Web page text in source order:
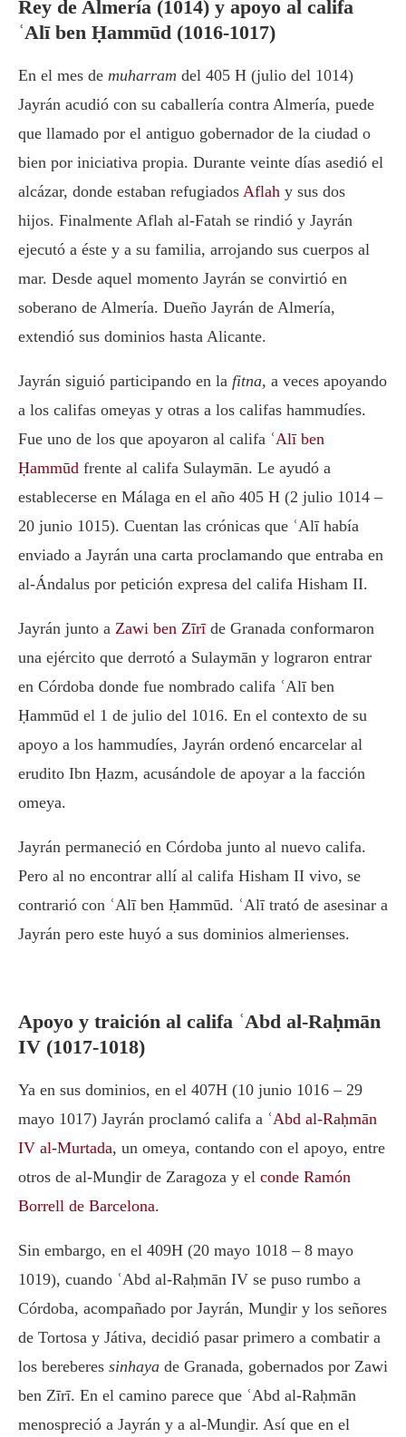
Rey de Almería (1014) y apoyo al califa
ʿAlī ben Ḥammūd (1016-1017)
En el mes de muharram del 405 H (julio del 1014)
Jayrán acudió con su caballería contra Almería, puede
que llamado por el antiguo gobernador de la ciudad o
bien por iniciativa propia. Durante veinte días asedió el
alcázar, donde estaban refugiados Aflah y sus dos
hijos. Finalmente Aflah al-Fatah se rindió y Jayrán
ejecutó a éste y a su familia, arrojando sus cuerpos al
mar. Desde aquel momento Jayrán se convirtió en
soberano de Almería. Dueño Jayrán de Almería,
extendió sus dominios hasta Alicante.
Jayrán siguió participando en la fitna, a veces apoyando
a los califas omeyas y otras a los califas hammudíes.
Fue uno de los que apoyaron al califa ʿAlī ben
Ḥammūd frente al califa Sulaymān. Le ayudó a
establecerse en Málaga en el año 405 H (2 julio 1014 –
20 junio 1015). Cuentan las crónicas que ʿAlī había
enviado a Jayrán una carta proclamando que entraba en
al-Ándalus por petición expresa del califa Hisham II.
Jayrán junto a Zawi ben Zīrīde Granada conformaron
una ejército que derrotó a Sulaymān y lograron entrar
en Córdoba donde fue nombrado califa ʿAlī ben
Ḥammūd el 1 de julio del 1016. En el contexto de su
apoyo a los hammudíes, Jayrán ordenó encarcelar al
erudito Ibn Ḥazm, acusándole de apoyar a la facción
omeya.
Jayrán permaneció en Córdoba junto al nuevo califa.
Pero al no encontrar allí al califa Hisham II vivo, se
contrarió con ʿAlī ben Ḥammūd. ʿAlī trató de asesinar a
Jayrán pero este huyó a sus dominios almerienses.
Apoyo y traición al califa ʿAbd al-Raḥmān
IV (1017-1018)
Ya en sus dominios, en el 407H (10 junio 1016 – 29
mayo 1017) Jayrán proclamó califa a ʿAbd al-Raḥmān
IV al-Murtada, un omeya, contando con el apoyo, entre
otros de al-Munḏir de Zaragoza y el conde Ramón
Borrell de Barcelona.
Sin embargo, en el 409H (20 mayo 1018 – 8 mayo
1019), cuando ʿAbd al-Raḥmān IV se puso rumbo a
Córdoba, acompañado por Jayrán, Munḏir y los señores
de Tortosa y Játiva, decidió pasar primero a combatir a
los bereberes sinhaya de Granada, gobernados por Zawi
ben Zīrī. En el camino parece que ʿAbd al-Raḥmān
menospreció a Jayrán y a al-Munḏir. Así que en el